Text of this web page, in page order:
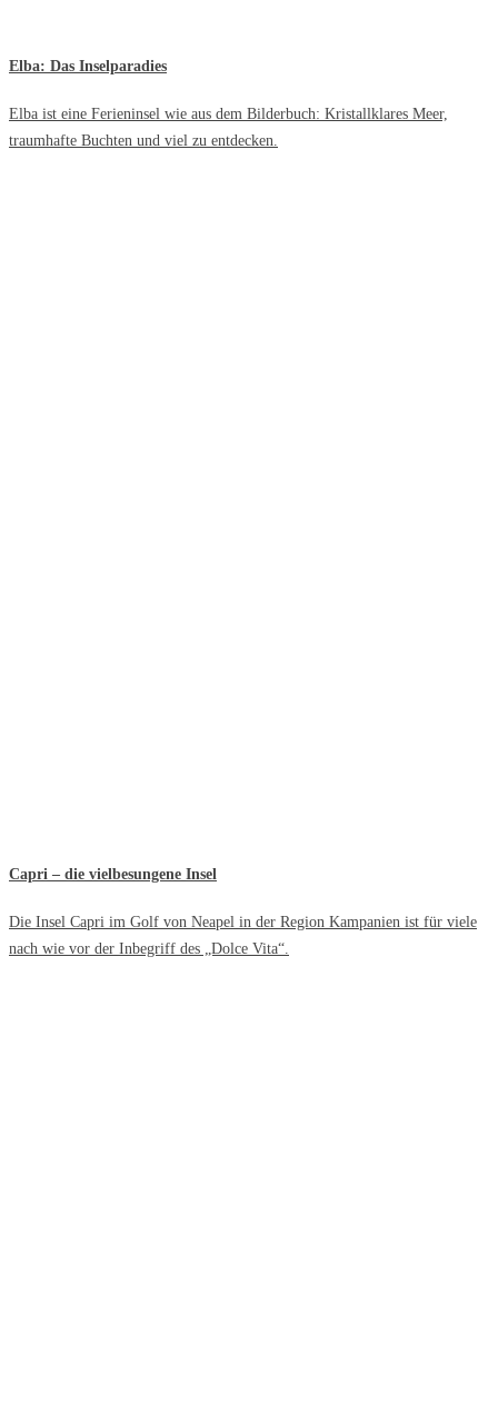
Elba: Das Inselparadies
Elba ist eine Ferieninsel wie aus dem Bilderbuch: Kristallklares Meer,
traumhafte Buchten und viel zu entdecken.
Capri – die vielbesungene Insel
Die Insel Capri im Golf von Neapel in der Region Kampanien ist für viele
nach wie vor der Inbegriff des „Dolce Vita“.